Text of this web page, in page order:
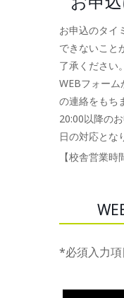
お申込のタイ
できないこと
了承ください。
WEBフォーム
の連絡をもち
20:00以降の
日の対応とな
【校舎営業時
*必須入力項